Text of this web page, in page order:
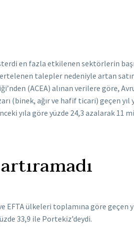
en fazla etkilenen sektörlerin
talepler nedeniyle artan
(ACEA) alınan verilere göre,
ağır ve hafif ticari) geçen yıl
yıla göre yüzde 24,3 azalarak 11
EFTA ülkeleri toplamına göre geçen
33,9 ile Portekiz’deydi.